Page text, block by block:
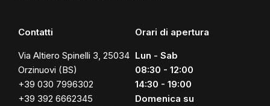
Contatti
Via Altiero Spinelli 3, 25034
Orzinuovi (BS)
+39 030 7996302
+39 392 6662345
Orari di apertura
Lun - Sab
08:30 - 12:00
14:30 - 19:00
Domenica su